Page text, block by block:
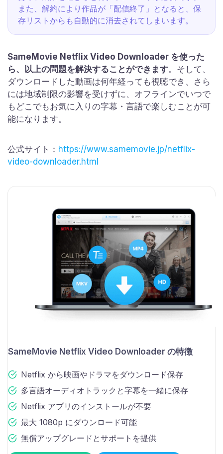
また、解約により作品が「配信終了」となると、保
存リストからも自動的に消去されてしまいます。
SameMovie Netflix Video Downloader を使った
ら、以上の問題を解決することができます。そして、
ダウンロードした動画は何年経っても視聴でき、さら
には地域制限の影響を受けずに、オフラインでいつで
もどこでもお気に入りの字幕・言語で楽しむことが可
能になります。
公式サイト： https://www.samemovie.jp/netflix-
video-downloader.html
SameMovie Netflix Video Downloader の特徴
Netflix から映画やドラマをダウンロード保存
多言語オーディオトラックと字幕を一緒に保存
Netflix アプリのインストールが不要
最大 1080p にダウンロード可能
無償アップグレードとサポートを提供